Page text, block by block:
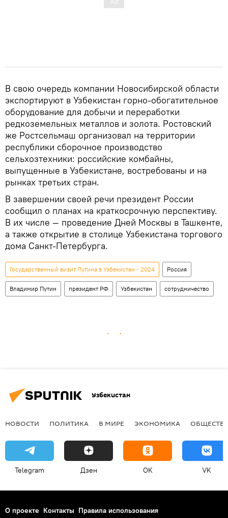
В свою очередь компании Новосибирской области
экспортируют в Узбекистан горно-обогатительное
оборудование для добычи и переработки
редкоземельных металлов и золота. Ростовский
же Ростсельмаш организовал на территории
республики сборочное производство
сельхозтехники: российские комбайны,
выпущенные в Узбекистане, востребованы и на
рынках третьих стран.
В завершении своей речи президент России
сообщил о планах на краткосрочную перспективу.
В их числе — проведение Дней Москвы в Ташкенте,
а также открытие в столице Узбекистана торгового
дома Санкт-Петербурга.
Государственный визит Путина в Узбекистан - 2024 Россия
Владимир Путин президент РФ Узбекистан сотрудничество
Узбекистан
НОВОСТИ ПОЛИТИКА В МИРЕ ЭКОНОМИКА
Telegram Дзен OK VK
О проекте Контакты Правила использования